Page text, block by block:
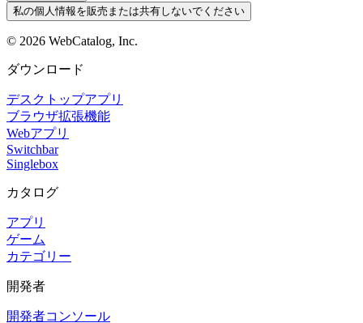
私の個人情報を販売または共有しないでください
© 2026 WebCatalog, Inc.
ダウンロード
デスクトップアプリ
ブラウザ拡張機能
Webアプリ
Switchbar
Singlebox
カタログ
アプリ
ゲーム
カテゴリー
開発者
開発者コンソール